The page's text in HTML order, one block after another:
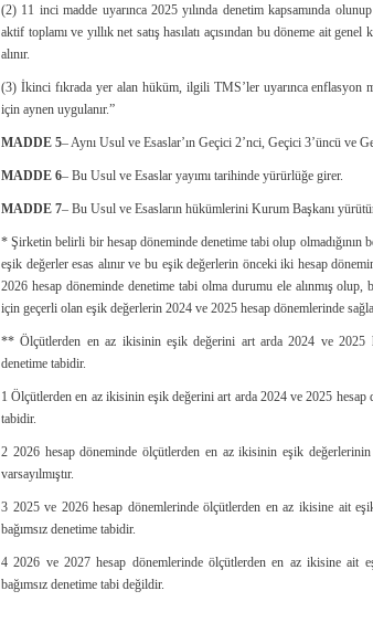
(2) 11 inci madde uyarınca 2025 yılında denetim kapsamında
aktif toplamı ve yıllık net satış hasılatı açısından bu döneme ait
alınır.
(3) İkinci fıkrada yer alan hüküm, ilgili TMS’ler uyarınca enflasyon
için aynen uygulanır.”
MADDE 5– Aynı Usul ve Esaslar’ın Geçici 2’nci, Geçici 3’üncü ve
MADDE 6– Bu Usul ve Esaslar yayımı tarihinde yürürlüğe girer.
MADDE 7– Bu Usul ve Esasların hükümlerini Kurum Başkanı
* Şirketin belirli bir hesap döneminde denetime tabi olup
eşik değerler esas alınır ve bu eşik değerlerin önceki iki hesap
2026 hesap döneminde denetime tabi olma durumu ele alınmış
için geçerli olan eşik değerlerin 2024 ve 2025 hesap dönemlerinde
** Ölçütlerden en az ikisinin eşik değerini art arda 2024 ve 2025
denetime tabidir.
1 Ölçütlerden en az ikisinin eşik değerini art arda 2024 ve 2025 hesap
tabidir.
2 2026 hesap döneminde ölçütlerden en az ikisinin eşik değerlerinin
varsayılmıştır.
3 2025 ve 2026 hesap dönemlerinde ölçütlerden en az ikisine ait
bağımsız denetime tabidir.
4 2026 ve 2027 hesap dönemlerinde ölçütlerden en az ikisine ait
bağımsız denetime tabi değildir.